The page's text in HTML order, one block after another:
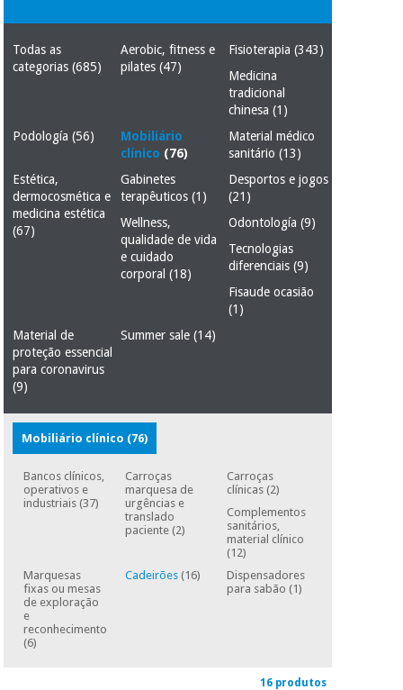
Fisaude
Tech
Aluguer
tradicional
chinesa
clínico
Gabinetes
terapêuticos
Material de
Aerobic,
fitness
pilates
Desportos
e jogos
Vestuário
Ortopedia
Instrumental
Novidades
Outlet
Tech
Academy
Fisaude
Aluguer
médico
sanitário
tradicional
Mobiliário
clínico
Material de
proteção
para
coronavirus
Aerobic,
Desportos
e jogos
Todas as
categorias (685)
Aerobic, fitness e
pilates (47)
Fisioterapia(343)
Medicina
tradicional
chinesa(1)
Podología (56)
Mobiliário
clínico (76)
Material médico
sanitário(13)
Estética,
dermocosmética e
medicina estética
(67)
Gabinetes
terapêuticos (1)
Desportos e jogos
(21)
Wellness,
qualidade de vida
e cuidado
corporal (18)
Odontología(9)
Tecnologias
diferenciais(9)
Fisaude ocasião
(1)
Material de
proteção essencial
para coronavirus
(9)
Summer sale (14)
Mobiliário clínico (76)
Bancos clínicos,
operativos e
industriais (37)
Carroças
marquesa de
urgências e
translado
paciente (2)
Carroças
clínicas (2)
Complementos
sanitários,
material clínico
(12)
Marquesas
fixas ou mesas
de exploração
e
reconhecimento
(6)
Cadeirões (16)
Dispensadores
para sabão (1)
16 produtos